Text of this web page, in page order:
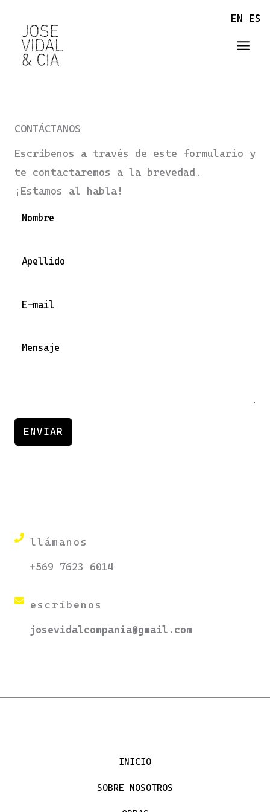
contenido
CONTÁCTANOS
Escríbenos a través de este formulario y
te contactaremos a la brevedad.
¡Estamos al habla!
ENVIAR
llámanos
+569 7623 6014
escríbenos
josevidalcompania@gmail.com
INICIO
SOBRE NOSOTROS
EN ES